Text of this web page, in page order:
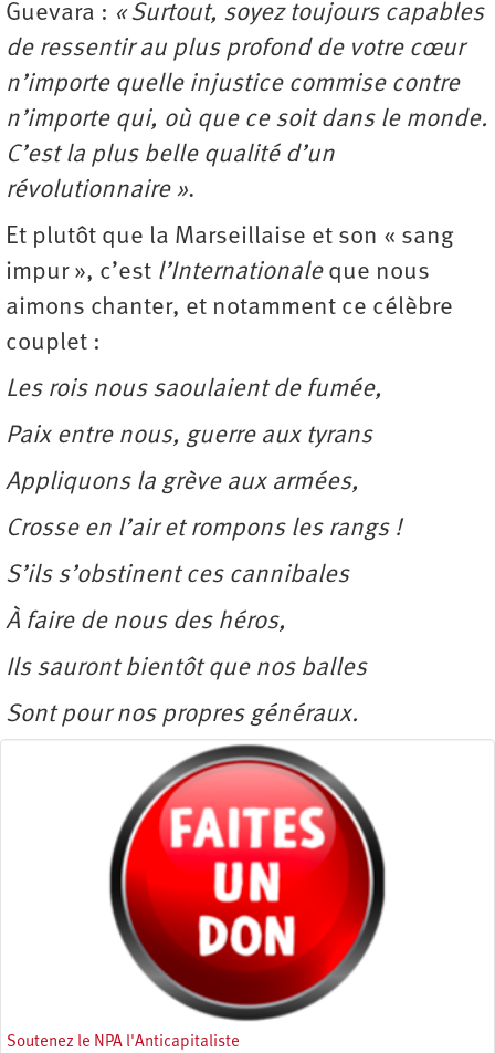
Guevara : « Surtout, soyez toujours capables
de ressentir au plus profond de votre cœur
n’importe quelle injustice commise contre
n’importe qui, où que ce soit dans le monde.
C’est la plus belle qualité d’un
révolutionnaire ».
Et plutôt que la Marseillaise et son « sang
impur », c’est l’Internationaleque nous
aimons chanter, et notamment ce célèbre
couplet :
Les rois nous saoulaient de fumée,
Paix entre nous, guerre aux tyrans
Appliquons la grève aux armées,
Crosse en l’air et rompons les rangs !
S’ils s’obstinent ces cannibales
À faire de nous des héros,
Ils sauront bientôt que nos balles
Sont pour nos propres généraux.
Soutenez le NPA l'Anticapitaliste